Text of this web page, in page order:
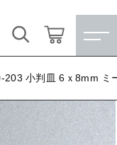
203 小判皿 6ｘ8mm ミ
★